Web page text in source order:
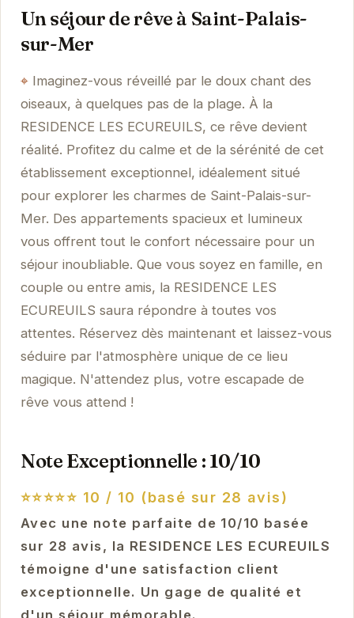
Un séjour de rêve à Saint-Palais-
sur-Mer
Imaginez-vous réveillé par le doux chant des
oiseaux, à quelques pas de la plage. À la
RESIDENCE LES ECUREUILS, ce rêve devient
réalité. Profitez du calme et de la sérénité de cet
établissement exceptionnel, idéalement situé
pour explorer les charmes de Saint-Palais-sur-
Mer. Des appartements spacieux et lumineux
vous offrent tout le confort nécessaire pour un
séjour inoubliable. Que vous soyez en famille, en
couple ou entre amis, la RESIDENCE LES
ECUREUILS saura répondre à toutes vos
attentes. Réservez dès maintenant et laissez-vous
séduire par l'atmosphère unique de ce lieu
magique. N'attendez plus, votre escapade de
rêve vous attend !
Note Exceptionnelle : 10/10
⭐⭐⭐⭐⭐ 10 / 10 (basé sur 28 avis)
Avec une note parfaite de 10/10 basée
sur 28 avis, la RESIDENCE LES ECUREUILS
témoigne d'une satisfaction client
exceptionnelle. Un gage de qualité et